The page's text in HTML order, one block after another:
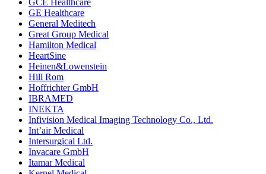
GCE Healthcare
GE Healthcare
General Meditech
Great Group Medical
Hamilton Medical
HeartSine
Heinen&Lowenstein
Hill Rom
Hoffrichter GmbH
IBRAMED
INEKTA
Infivision Medical Imaging Technology Co., Ltd.
Int’air Medical
Intersurgical Ltd.
Invacare GmbH
Itamar Medical